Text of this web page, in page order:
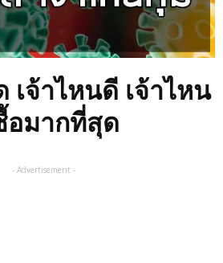
เจ้าไหนดี เจ้าไหน
มากที่สุด
- Advertisement -